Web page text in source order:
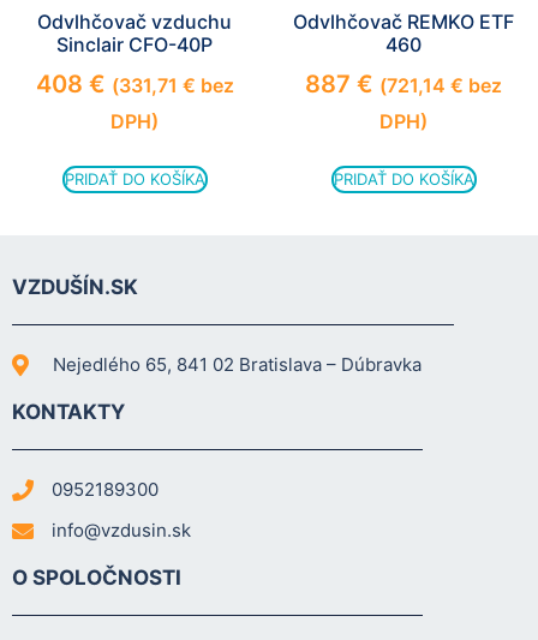
Odvlhčovač vzduchu
Sinclair CFO-40P
408 € (331,71 € bez
DPH)
PRIDAŤ DO KOŠÍKA
Odvlhčovač REMKO ETF
460
887 € (721,14 € bez
DPH)
PRIDAŤ DO KOŠÍKA
VZDUŠÍN.SK
Nejedlého 65, 841 02 Bratislava – Dúbravka
KONTAKTY
0952189300
info@vzdusin.sk
O SPOLOČNOSTI